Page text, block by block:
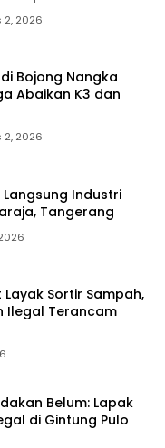
2, 2026
Bojong Nangka
Abaikan K3 dan
2, 2026
Langsung Industri
Tangerang
Sortir Sampah,
Ilegal Terancam
Belum: Lapak
di Gintung Pulo